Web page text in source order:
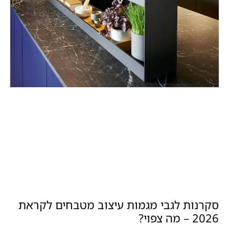
סקרנות לגבי מגמות עיצוב מטבחים לקראת
2026 – מה צפוי?